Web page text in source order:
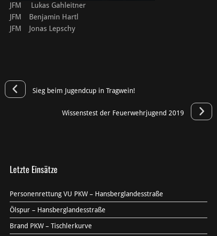
JFM Lukas Gahleitner
JFM Benjamin Hartl
JFM Jonas Lepschy
Sieg beim Jugendcup in Tragwein!
Wissenstest der Feuerwehrjugend 2019
Letzte Einsätze
Personenrettung VU PKW – Hansberglandesstraße
Ölspur – Hansberglandesstraße
Brand PKW – Tischlerkurve